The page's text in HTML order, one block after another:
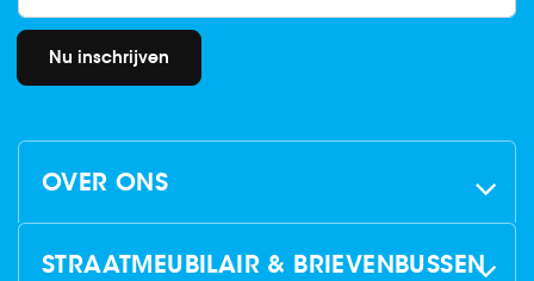
Nu inschrijven
OVER ONS
STRAATMEUBILAIR & BRIEVENBUSSEN